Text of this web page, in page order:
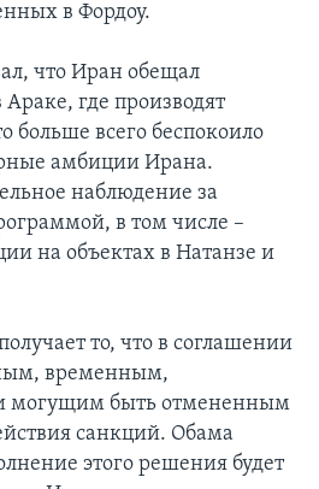
в Фордоу.
что Иран обещал
Араке, где производят
больше всего беспокоило
амбиции Ирана.
наблюдение за
в том числе –
на объектах в Натанзе и
то, что в соглашении
временным,
могущим быть отмененным
санкций. Обама
этого решения будет